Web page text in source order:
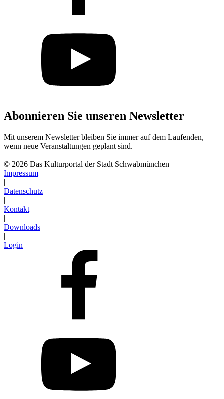
Abonnieren Sie unseren Newsletter
Mit unserem Newsletter bleiben Sie immer auf dem Laufenden,
wenn neue Veranstaltungen geplant sind.
© 2026 Das Kulturportal der Stadt Schwabmünchen
Impressum
|
Datenschutz
|
Kontakt
|
Downloads
|
Login